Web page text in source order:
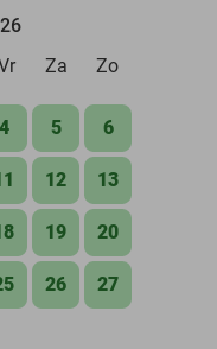
Za Zo
4 5 6
12 13
19 20
26 27